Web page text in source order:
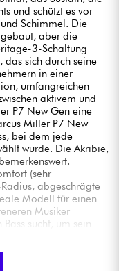
und schützt es vor
Schimmel. Die
aber die
3-Schaltung
sich durch seine
in einer
umfangreichen
aktivem und
P7 New Gen eine
Miller P7 New
bei dem jede
wurde. Die Akribie,
(sehr
abgeschrägte
Modell für einen
Musiker
sucht, um sein